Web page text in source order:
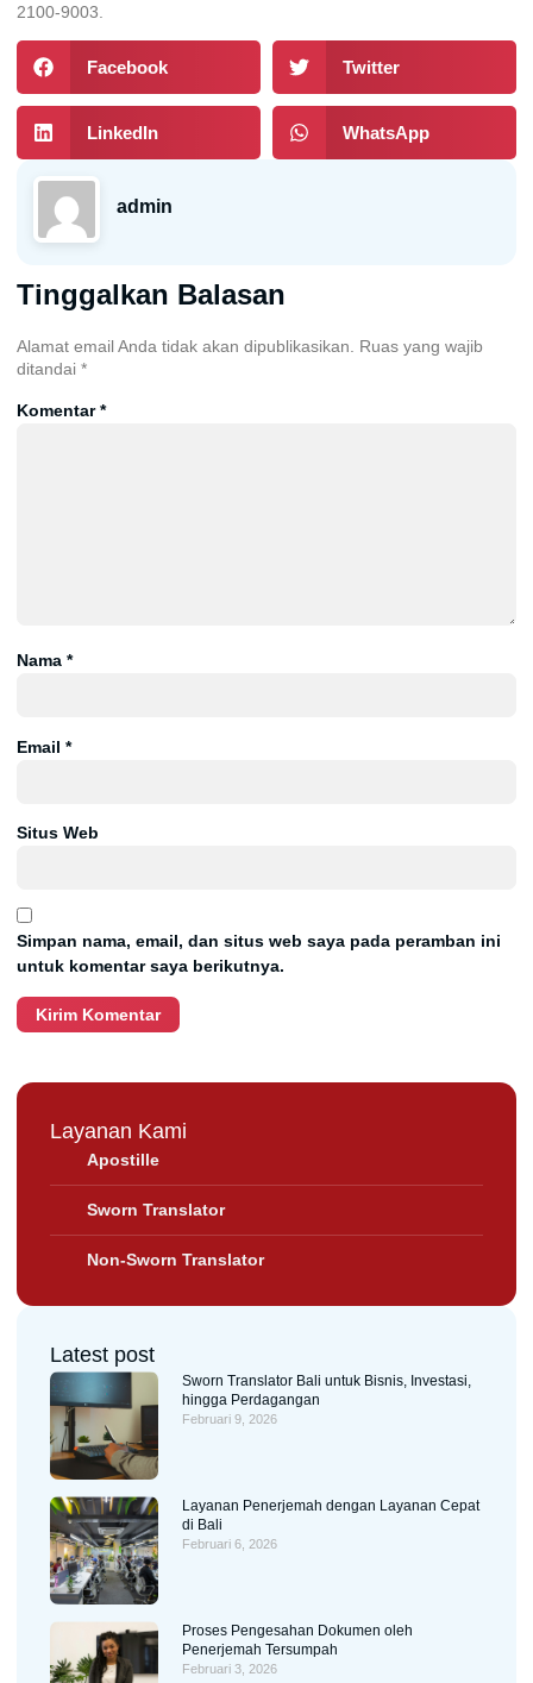
2100-9003.
Facebook Twitter
LinkedIn WhatsApp
admin
Tinggalkan Balasan
Alamat email Anda tidak akan dipublikasikan. Ruas yang wajib
ditandai *
Komentar*
Nama *
Email *
Situs Web
Simpan nama, email, dan situs web saya pada peramban ini
untuk komentar saya berikutnya.
Layanan Kami
Apostille
Sworn Translator
Non-Sworn Translator
Latest post
Sworn Translator Bali untuk Bisnis, Investasi,
hingga Perdagangan
Februari 9, 2026
Layanan Penerjemah dengan Layanan Cepat
di Bali
Februari 6, 2026
Proses Pengesahan Dokumen oleh
Penerjemah Tersumpah
Februari 3, 2026